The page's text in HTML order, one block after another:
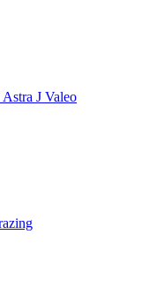
J Valeo